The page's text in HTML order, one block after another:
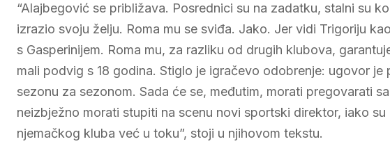
“Alajbegović se približava. Posrednici su na zadatku, stalni su
izrazio svoju želju. Roma mu se sviđa. Jako. Jer vidi Trigoriju
s Gasperinijem. Roma mu, za razliku od drugih klubova,
mali podvig s 18 godina. Stiglo je igračevo odobrenje: ugovor
sezonu za sezonom. Sada će se, međutim, morati pregovarati
neizbježno morati stupiti na scenu novi sportski direktor, iako
njemačkog kluba već u toku”, stoji u njihovom tekstu.